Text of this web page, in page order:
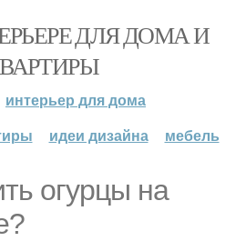
ДЛЯ ДОМА И
интерьер для дома
идеи дизайна мебель
огурцы на